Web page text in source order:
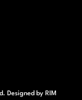
Designed by RIM